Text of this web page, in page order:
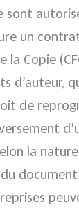
sont
un
la Copie
d’auteur,
de
la